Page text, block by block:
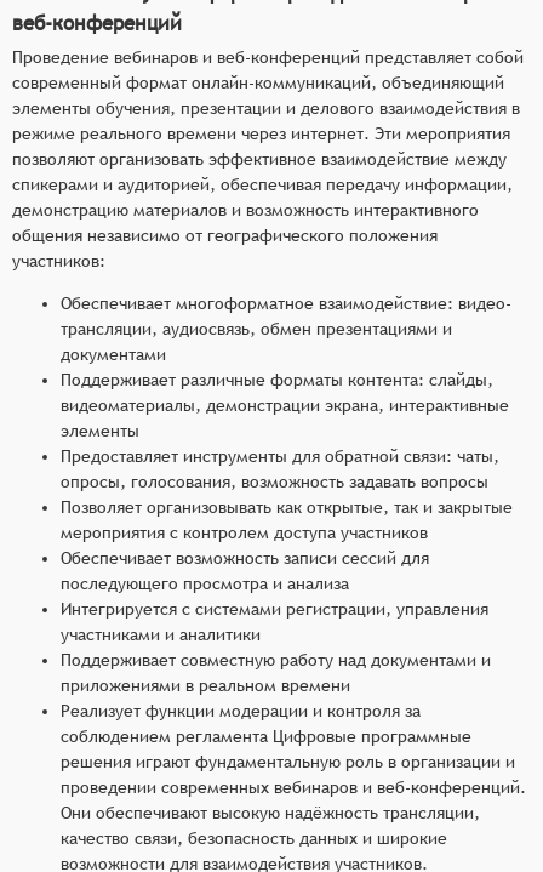
веб-конференций
Проведение вебинаров и веб-конференций представляет собой
современный формат онлайн-коммуникаций, объединяющий
элементы обучения, презентации и делового взаимодействия в
режиме реального времени через интернет. Эти мероприятия
позволяют организовать эффективное взаимодействие между
спикерами и аудиторией, обеспечивая передачу информации,
демонстрацию материалов и возможность интерактивного
общения независимо от географического положения
участников:
Обеспечивает многоформатное взаимодействие: видео-
трансляции, аудиосвязь, обмен презентациями и
документами
Поддерживает различные форматы контента: слайды,
видеоматериалы, демонстрации экрана, интерактивные
элементы
Предоставляет инструменты для обратной связи: чаты,
опросы, голосования, возможность задавать вопросы
Позволяет организовывать как открытые, так и закрытые
мероприятия с контролем доступа участников
Обеспечивает возможность записи сессий для
последующего просмотра и анализа
Интегрируется с системами регистрации, управления
участниками и аналитики
Поддерживает совместную работу над документами и
приложениями в реальном времени
Реализует функции модерации и контроля за
соблюдением регламента Цифровые программные
решения играют фундаментальную роль в организации и
проведении современных вебинаров и веб-конференций.
Они обеспечивают высокую надёжность трансляции,
качество связи, безопасность данных и широкие
возможности для взаимодействия участников.